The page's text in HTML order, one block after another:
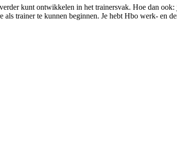
kunt ontwikkelen in het trainersvak. Hoe dan
als trainer te kunnen beginnen. Je hebt Hbo werk- en